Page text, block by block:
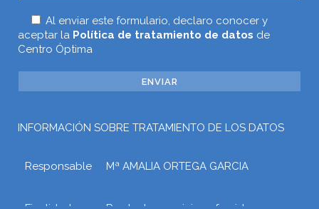
Al enviar este formulario, declaro conocer y
aceptar la Política de tratamiento de datos de
Centro Óptima
INFORMACIÓN SOBRE TRATAMIENTO DE LOS DATOS
Responsable Mª AMALIA ORTEGA GARCIA